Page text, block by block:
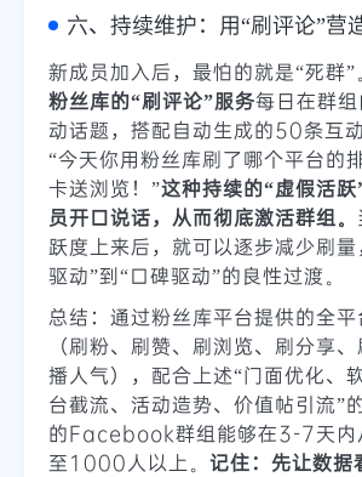
六、持续维护：用“刷评论”营
新成员加入后，最怕的就是“死群”
粉丝库的“刷评论”服务每日在群
动话题，搭配自动生成的50条互
“今天你用粉丝库刷了哪个平台的
卡送浏览！”这种持续的“虚假活
员开口说话，从而彻底激活群组。
跃度上来后，就可以逐步减少刷
驱动”到“口碑驱动”的良性过渡。
总结：通过粉丝库平台提供的全
（刷粉、刷赞、刷浏览、刷分享
播人气），配合上述“门面优化、
台截流、活动造势、价值帖引流”
的Facebook群组能够在3-7天内
至1000人以上。 记住：先让数据